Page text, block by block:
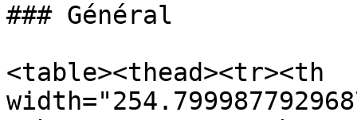
### Général
<table><thead><tr><th